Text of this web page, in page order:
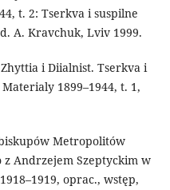
t. 2: Tserkva i suspilne
A. Kravchuk, Lviv 1999.
i Diialnist. Tserkva i
1899–1944, t. 1,
Metropolitów
z Andrzejem Szeptyckim w
oprac., wstęp,